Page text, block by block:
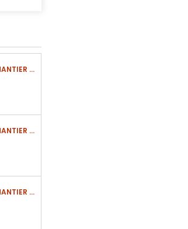
CASQUE DE CHANTIER BLEU EN PE 380G
CASQUE DE CHANTIER ROUGE EN PE 380G
CASQUE DE CHANTIER ROUGE EN PE 330G - NOUVEAU MODÈLE